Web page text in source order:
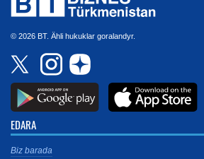
© 2026 BT. Ähli hukuklar goralandyr.
EDARA
Biz barada